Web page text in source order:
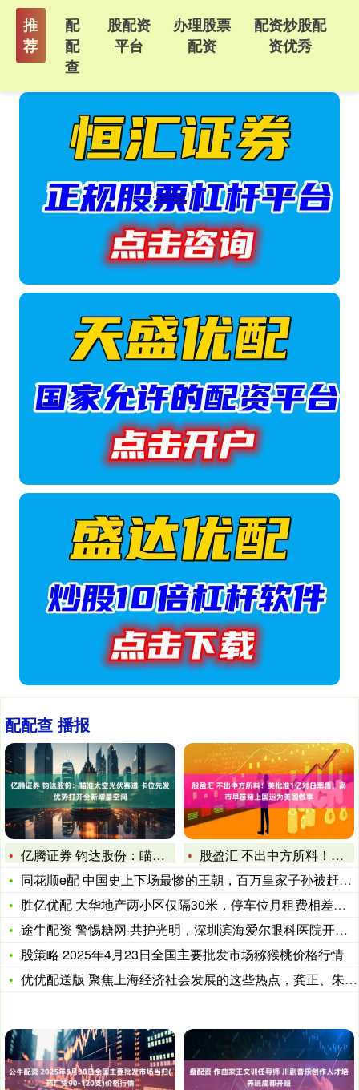
配配查 播报
亿腾证券 钧达股份：瞄准太空光伏赛道 卡位先发优势打开全新增
股盈汇 不出中方所料！美批准1亿对日军售，高市早苗赌上国运为
同花顺e配 中国史上下场最惨的王朝，百万皇家子孙被赶尽杀绝，
胜亿优配 大华地产两小区仅隔30米，停车位月租费相差近3倍？
途牛配资 警惕糖网·共护光明，深圳滨海爱尔眼科医院开展系列公
股策略 2025年4月23日全国主要批发市场猕猴桃价格行情
优优配送版 聚焦上海经济社会发展的这些热点，龚正、朱忠明等市
推
荐
配
配
查
股配资
平台
办理股票
配资
配资炒股配
资优秀